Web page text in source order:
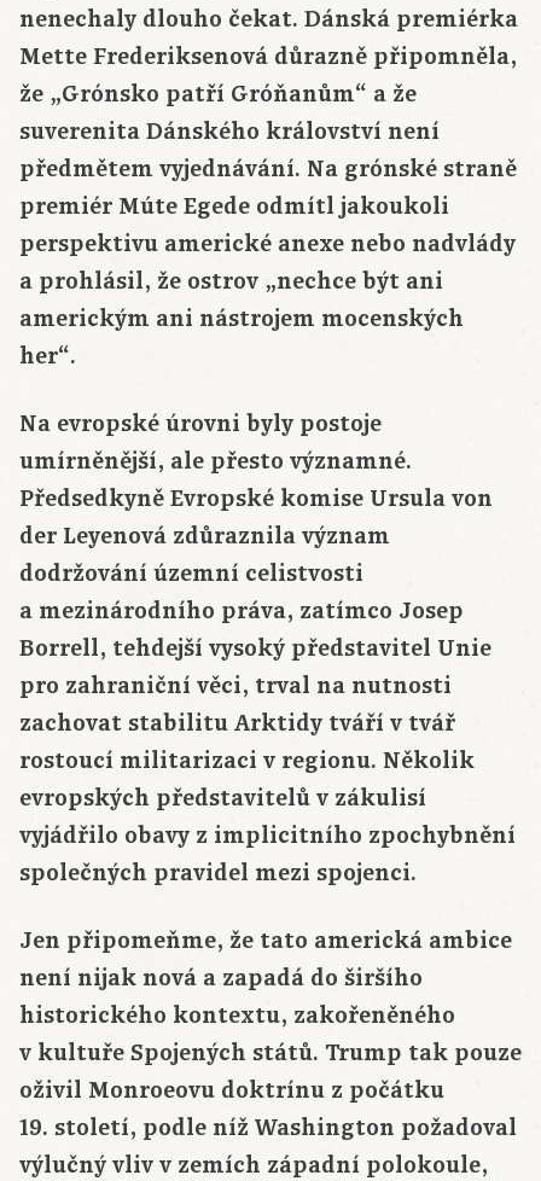
nenechaly dlouho čekat. Dánská premiérka
Mette Frederiksenová důrazně připomněla,
že „Grónsko patří Gróňanům“ a že
suverenita Dánského království není
předmětem vyjednávání. Na grónské straně
premiér Múte Egede odmítl jakoukoli
perspektivu americké anexe nebo nadvlády
a prohlásil, že ostrov „nechce být ani
americkým ani nástrojem mocenských
her“.
Na evropské úrovni byly postoje
umírněnější, ale přesto významné.
Předsedkyně Evropské komise Ursula von
der Leyenová zdůraznila význam
dodržování územní celistvosti
a mezinárodního práva, zatímco Josep
Borrell, tehdejší vysoký představitel Unie
pro zahraniční věci, trval na nutnosti
zachovat stabilitu Arktidy tváří v tvář
rostoucí militarizaci v regionu. Několik
evropských představitelů v zákulisí
vyjádřilo obavy z implicitního zpochybnění
společných pravidel mezi spojenci.
Jen připomeňme, že tato americká ambice
není nijak nová a zapadá do širšího
historického kontextu, zakořeněného
v kultuře Spojených států. Trump tak pouze
oživil Monroeovu doktrínu z počátku
19. století, podle níž Washington požadoval
výlučný vliv v zemích západní polokoule,